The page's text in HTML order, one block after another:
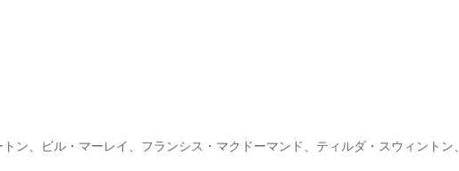
ン、ビル・マーレイ、フランシス・マクドーマンド、ティルダ・スウィントン、